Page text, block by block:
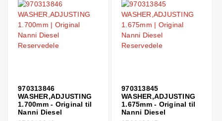
970313846
WASHER,ADJUSTING
1.700mm - Original til
Nanni Diesel
970313845
WASHER,ADJUSTING
1.675mm - Original til
Nanni Diesel